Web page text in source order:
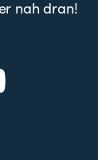
nah dran!